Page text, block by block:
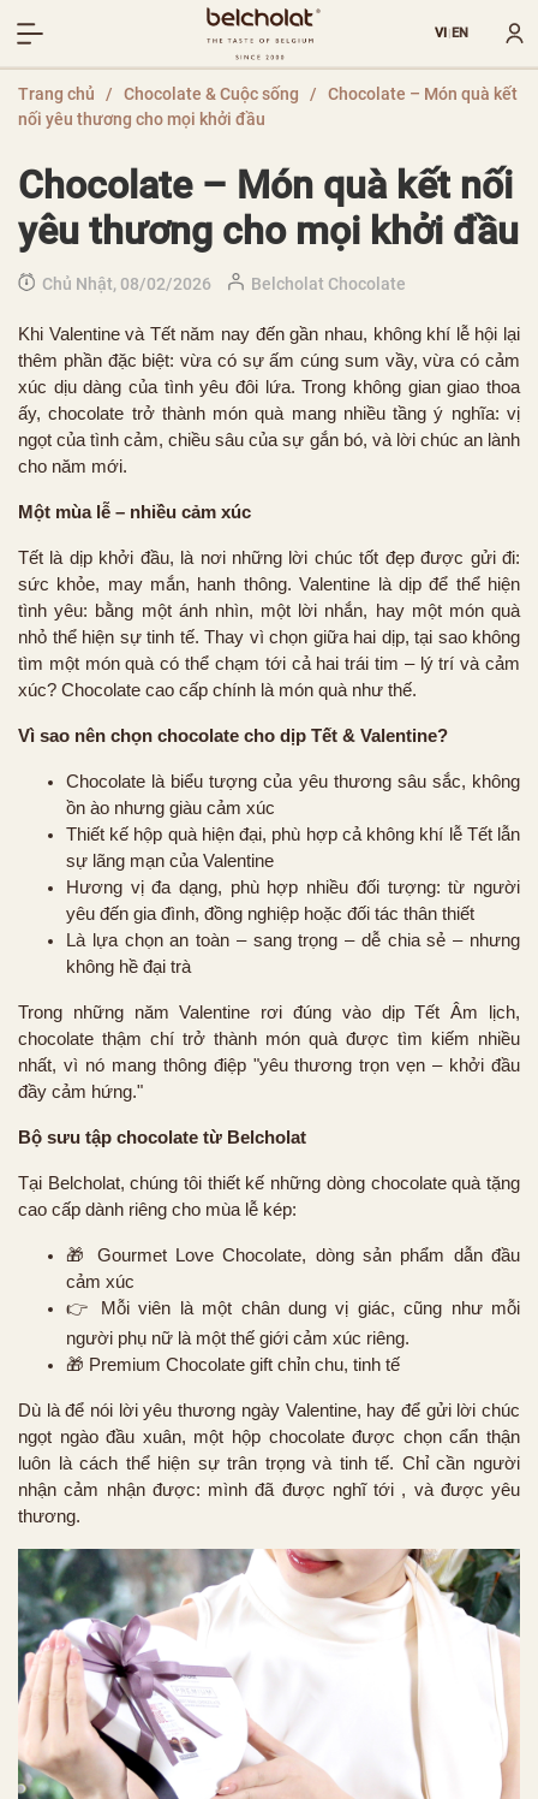
VI|EN
Trang chủ / Chocolate & Cuộc sống /
Chocolate – Món quà kết
nối yêu thương cho mọi khởi đầu
Chocolate – Món quà kết nối
yêu thương cho mọi khởi đầu
Chủ Nhật, 08/02/2026 Belcholat Chocolate
Khi Valentine và Tết năm nay đến gần nhau, không khí lễ hội lại
thêm phần đặc biệt: vừa có sự ấm cúng sum vầy, vừa có cảm
xúc dịu dàng của tình yêu đôi lứa. Trong không gian giao thoa
ấy, chocolate trở thành món quà mang nhiều tầng ý nghĩa: vị
ngọt của tình cảm, chiều sâu của sự gắn bó, và lời chúc an lành
cho năm mới.
Một mùa lễ – nhiều cảm xúc
Tết là dịp khởi đầu, là nơi những lời chúc tốt đẹp được gửi đi:
sức khỏe, may mắn, hanh thông.Valentine là dịp để thể hiện
tình yêu: bằng một ánh nhìn, một lời nhắn, hay một món quà
nhỏ thể hiện sự tinh tế. Thay vì chọn giữa hai dịp, tại sao không
tìm một món quà có thể chạm tới cả hai trái tim – lý trí và cảm
xúc? Chocolate cao cấp chính là món quà như thế.
Vì sao nên chọn chocolate cho dịp Tết & Valentine?
Chocolate là biểu tượng của yêu thương sâu sắc, không
ồn ào nhưng giàu cảm xúc
Thiết kế hộp quà hiện đại, phù hợp cả không khí lễ Tết lẫn
sự lãng mạn của Valentine
Hương vị đa dạng, phù hợp nhiều đối tượng: từ người
yêu đến gia đình, đồng nghiệp hoặc đối tác thân thiết
Là lựa chọn an toàn – sang trọng – dễ chia sẻ – nhưng
không hề đại trà
Trong những năm Valentine rơi đúng vào dịp Tết Âm lịch,
chocolate thậm chí trở thành món quà được tìm kiếm nhiều
nhất, vì nó mang thông điệp "yêu thương trọn vẹn – khởi đầu
đầy cảm hứng."
Bộ sưu tập chocolate từ Belcholat
Tại Belcholat, chúng tôi thiết kế những dòng chocolate quà tặng
cao cấp dành riêng cho mùa lễ kép:
🎁 Gourmet Love Chocolate, dòng sản phẩm dẫn đầu
cảm xúc
👉 Mỗi viên là một chân dung vị giác, cũng như mỗi
người phụ nữ là một thế giới cảm xúc riêng.
🎁 Premium Chocolate gift chỉn chu, tinh tế
Dù là để nói lời yêu thương ngày Valentine, hay để gửi lời chúc
ngọt ngào đầu xuân, một hộp chocolate được chọn cẩn thận
luôn là cách thể hiện sự trân trọng và tinh tế. Chỉ cần người
nhận cảm nhận được: mình đã được nghĩ tới , và được yêu
thương.